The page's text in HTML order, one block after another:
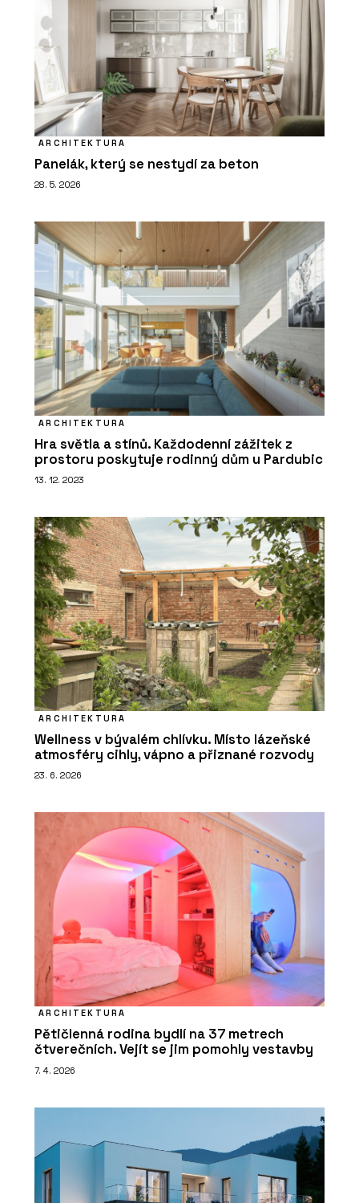
ARCHITEKTURA
Panelák, který se nestydí za beton
28. 5. 2026
ARCHITEKTURA
Hra světla a stínů. Každodenní zážitek z
prostoru poskytuje rodinný dům u Pardubic
13. 12. 2023
ARCHITEKTURA
Wellness v bývalém chlívku. Místo lázeňské
atmosféry cihly, vápno a přiznané rozvody
23. 6. 2026
ARCHITEKTURA
Pětičlenná rodina bydlí na 37 metrech
čtverečních. Vejít se jim pomohly vestavby
7. 4. 2026